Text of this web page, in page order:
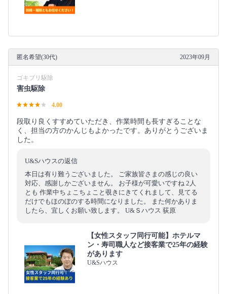
匿名希望(30代) 2023年09月
ゴキブリ駆除
害虫駆除
4.00
段取り良くすすめていただき、作業時間も長すぎることな
く、担当の方のかんじもよかったです。ありがとうございま
した。
U&Sハウスの返信
本日は有り難うございました。 ご家族皆さまの感じの良い
対応、感謝しかございません。 お子様が可愛いですね 2人
とも 作業中ちょこちょこと覗きにきてくれまして、見てる
だけでもほのぼのする時間になりました。 また何かありま
したら、宜しくお願い致します。 U&Ｓハウス 荻原
【女性スタッフ同行可能】ホテルマ
ン・寿司職人など接客業で25年の経験
があります
U&Sハウス